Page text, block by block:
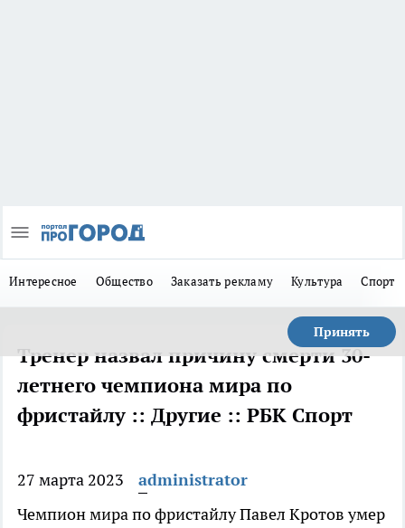
Интересное Общество Заказать рекламу Культура Спорт
Принять
Тренер назвал причину смерти 30-
летнего чемпиона мира по
фристайлу :: Другие :: РБК Спорт
27 марта 2023
administrator
Чемпион мира по фристайлу Павел Кротов умер